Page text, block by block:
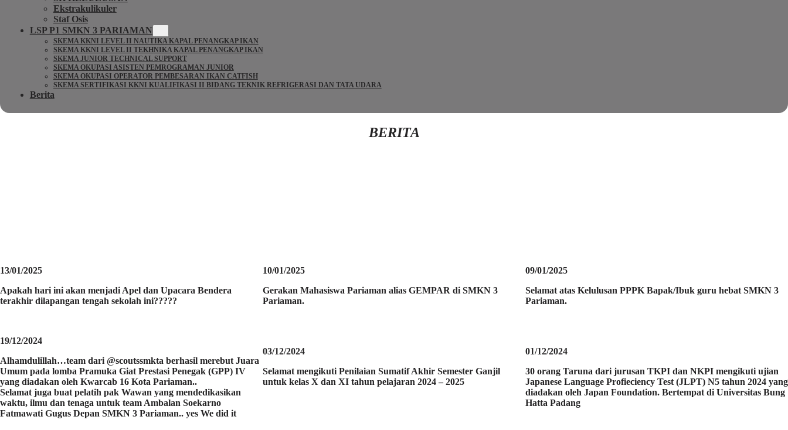
Ekstrakulikuler
Staf Osis
LSP P1 SMKN 3 PARIAMAN
SKEMA KKNI LEVEL II NAUTIKA KAPAL PENANGKAP IKAN
SKEMA KKNI LEVEL II TEKHNIKA KAPAL PENANGKAP IKAN
SKEMA JUNIOR TECHNICAL SUPPORT
SKEMA OKUPASI ASISTEN PEMROGRAMAN JUNIOR
SKEMA OKUPASI OPERATOR PEMBESARAN IKAN CATFISH
SKEMA SERTIFIKASI KKNI KUALIFIKASI II BIDANG TEKNIK REFRIGERASI DAN TATA UDARA
Berita
BERITA
13/01/2025
Apakah hari ini akan menjadi Apel dan Upacara Bendera
terakhir dilapangan tengah sekolah ini?????
19/12/2024
Alhamdulillah…team dari @scoutssmkta berhasil merebut Juara
Umum pada lomba Pramuka Giat Prestasi Penegak (GPP) IV
yang diadakan oleh Kwarcab 16 Kota Pariaman..
Selamat juga buat pelatih pak Wawan yang mendedikasikan
waktu, ilmu dan tenaga untuk team Ambalan Soekarno
Fatmawati Gugus Depan SMKN 3 Pariaman.. yes We did it
10/01/2025
Gerakan Mahasiswa Pariaman alias GEMPAR di SMKN 3
Pariaman.
03/12/2024
Selamat mengikuti Penilaian Sumatif Akhir Semester Ganjil
untuk kelas X dan XI tahun pelajaran 2024 – 2025
09/01/2025
Selamat atas Kelulusan PPPK Bapak/Ibuk guru hebat SMKN 3
Pariaman.
01/12/2024
30 orang Taruna dari jurusan TKPI dan NKPI mengikuti ujian
Japanese Language Profieciency Test (JLPT) N5 tahun 2024 yang
diadakan oleh Japan Foundation. Bertempat di Universitas Bung
Hatta Padang